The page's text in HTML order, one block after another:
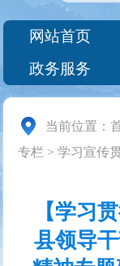
网站首页
政务服务
当前位置：
专栏 >学习宣传
【学习
县领导